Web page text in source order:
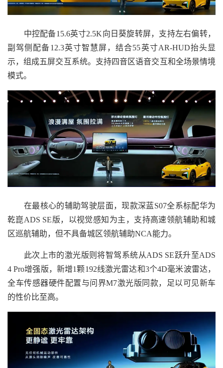
中控配备15.6英寸2.5K向日葵旋转屏，支持左右偏转，
副驾侧配备12.3英寸智慧屏，结合55英寸AR-HUD抬头显
示，组成五屏交互系统。支持四音区语音交互和全场景情境
模式。
在最核心的辅助驾驶层面，现款深蓝S07全系标配华为
乾崑ADS SE版，以视觉感知为主，支持高速领航辅助和城
区巡航辅助，但不具备城区领航辅助NCA能力。
此次上市的激光版则将智驾系统从ADS SE跃升至ADS
4 Pro增强版，新增1颗192线激光雷达和3个4D毫米波雷达，
全车传感器硬件配置与问界M7激光版同款，足以可见新车
的性价比至高。